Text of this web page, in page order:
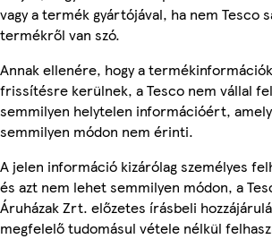
vagy a termék gyártójával, ha nem Tesco
termékről van szó.
Annak ellenére, hogy a
frissítésre kerülnek, a Tesco nem vállal
semmilyen helytelen információért,
semmilyen módon nem érinti.
A jelen információ kizárólag személyes
és azt nem lehet semmilyen módon, a
Áruházak Zrt. előzetes írásbeli
megfelelő tudomásul vétele nélkül